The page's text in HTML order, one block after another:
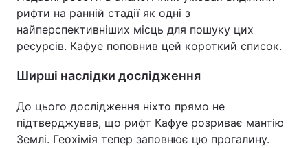
рифти на ранній стадії як одні з
найперспективніших місць для пошуку цих
ресурсів. Кафуе поповнив цей короткий список.
Ширші наслідки дослідження
До цього дослідження ніхто прямо не
підтверджував, що рифт Кафуе розриває мантію
Землі. Геохімія тепер заповнює цю прогалину.